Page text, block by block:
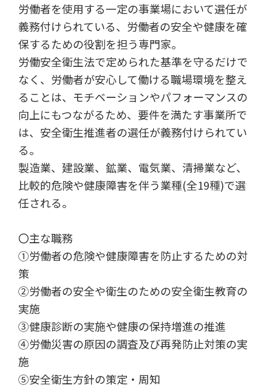
労働者を使用する一定の事業場において選任が
義務付けられている、労働者の安全や健康を確
保するための役割を担う専門家。
労働安全衛生法で定められた基準を守るだけで
なく、労働者が安心して働ける職場環境を整え
ることは、モチベーションやパフォーマンスの
向上にもつながるため、要件を満たす事業所で
は、安全衛生推進者の選任が義務付けられてい
る。
製造業、建設業、鉱業、電気業、清掃業など、
比較的危険や健康障害を伴う業種(全19種)で選
任される。
〇主な職務
➀労働者の危険や健康障害を防止するための対
策
➁労働者の安全や衛生のための安全衛生教育の
実施
③健康診断の実施や健康の保持増進の推進
④労働災害の原因の調査及び再発防止対策の実
施
⑤安全衛生方針の策定・周知